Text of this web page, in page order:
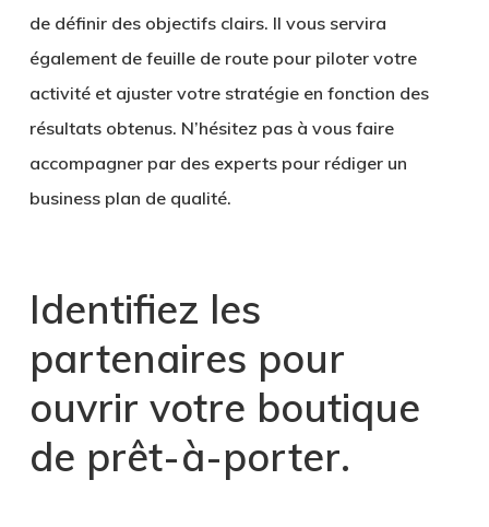
de définir des objectifs clairs. Il vous servira
également de feuille de route pour piloter votre
activité et ajuster votre stratégie en fonction des
résultats obtenus. N’hésitez pas à vous faire
accompagner par des experts pour rédiger un
business plan de qualité.
Identifiez les
partenaires pour
ouvrir votre boutique
de prêt-à-porter.